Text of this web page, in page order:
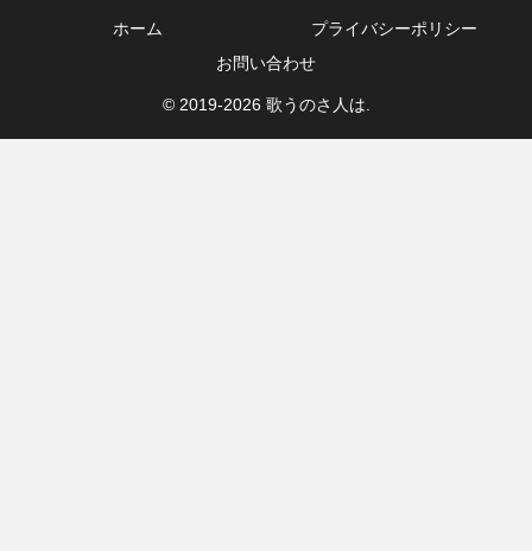
ホーム
プライバシーポリシー
お問い合わせ
© 2019-2026 歌うのさ人は.